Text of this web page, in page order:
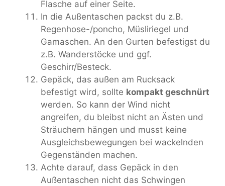
Flasche auf einer Seite.
In die Außentaschen packst du z.B.
Regenhose-/poncho, Müsliriegel und
Gamaschen. An den Gurten befestigst du
z.B. Wanderstöcke und ggf.
Geschirr/Besteck.
Gepäck, das außen am Rucksack
befestigt wird, sollte kompakt geschnürt
werden. So kann der Wind nicht
angreifen, du bleibst nicht an Ästen und
Sträuchern hängen und musst keine
Ausgleichsbewegungen bei wackelnden
Gegenständen machen.
Achte darauf, dass Gepäck in den
Außentaschen nicht das Schwingen